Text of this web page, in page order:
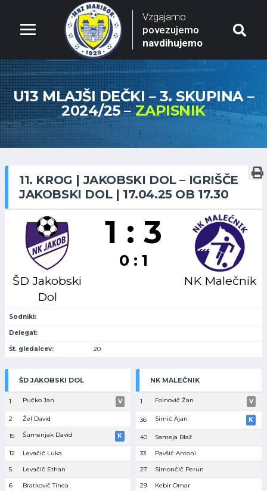
Vzgajamo
povezujemo
navdihujemo
U13 MLAJŠI DEČKI – 3. SKUPINA –
2024/25 –ZAPISNIK
11. KROG | JAKOBSKI DOL – IGRIŠČE
JAKOBSKI DOL | 17.04.25 OB 17.30
ŠD Jakobski
Dol
1 : 3
0 : 1
NK Malečnik
Sodniki:
Delegat:
Št. gledalcev: 20
ŠD JAKOBSKI DOL
1 Pučko Jan V
2 Žel David
15 Šumenjak David K
12 Levačič Luka
5 Levačič Ethan
6 Bratkovič Tinea
NK MALEČNIK
1 Folnovič Žan V
36 Simić Ajan K
40 Sameja Blaž
33 Pavšić Antoni
27 Simončič Perun
29 Kebir Omar